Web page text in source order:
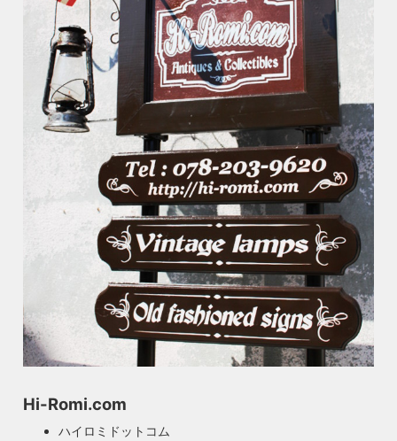
Hi-Romi.com
ハイロミドットコム